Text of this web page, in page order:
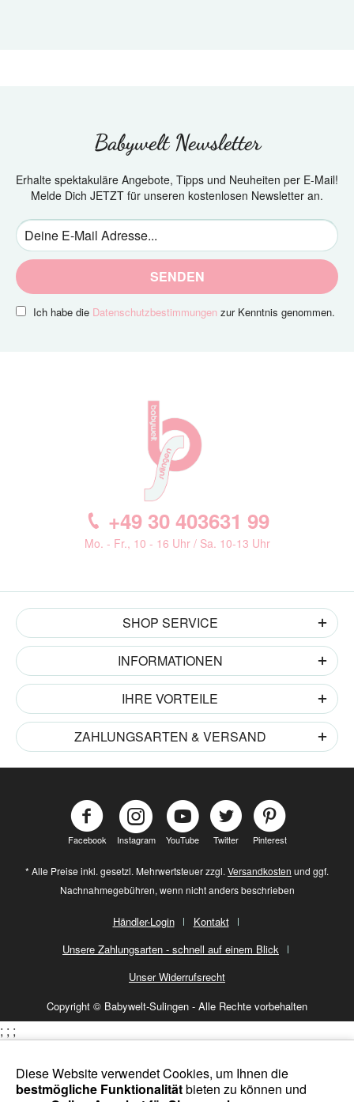
Babywelt Newsletter
Erhalte spektakuläre Angebote, Tipps und Neuheiten per E-Mail!
Melde Dich JETZT für unseren kostenlosen Newsletter an.
SENDEN
Ich habe die Datenschutzbestimmungen zur Kenntnis genommen.
+49 30 403631 99
Mo. - Fr., 10 - 16 Uhr / Sa. 10-13 Uhr
SHOP SERVICE
INFORMATIONEN
IHRE VORTEILE
ZAHLUNGSARTEN & VERSAND
Facebook Instagram YouTube Twitter Pinterest
* Alle Preise inkl. gesetzl. Mehrwertsteuer zzgl. Versandkosten und ggf.
Nachnahmegebühren, wenn nicht anders beschrieben
Händler-Login
Kontakt
Unsere Zahlungsarten - schnell auf einem Blick
Unser Widerrufsrecht
Copyright © Babywelt-Sulingen - Alle Rechte vorbehalten
Diese Website verwendet Cookies, um Ihnen die
bestmögliche Funktionalitätbieten zu können und
; ; ;